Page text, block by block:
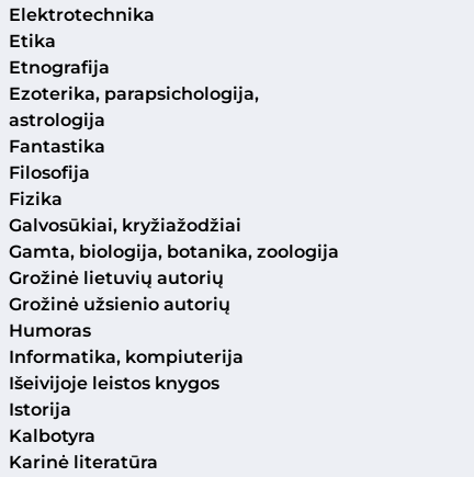
Elektrotechnika
Etika
Etnografija
Ezoterika, parapsichologija,
astrologija
Fantastika
Filosofija
Fizika
Galvosūkiai, kryžiažodžiai
Gamta, biologija, botanika, zoologija
Grožinė lietuvių autorių
Grožinė užsienio autorių
Humoras
Informatika, kompiuterija
Išeivijoje leistos knygos
Istorija
Kalbotyra
Karinė literatūra